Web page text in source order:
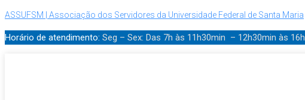
ASSUFSM | Associação dos Servidores da Universidade Federal de Santa Maria
Horário de atendimento: Seg – Sex: Das 7h às 11h30min – 12h30min às 16h